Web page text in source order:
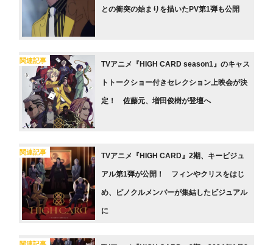
との衝突の始まりを描いたPV第1弾も公開
関連記事 TVアニメ『HIGH CARD season1』のキャス
トトークショー付きセレクション上映会が決
定！ 佐藤元、増田俊樹が登壇へ
関連記事 TVアニメ『HIGH CARD』2期、キービジュ
アル第1弾が公開！ フィンやクリスをはじ
め、ピノクルメンバーが集結したビジュアル
に